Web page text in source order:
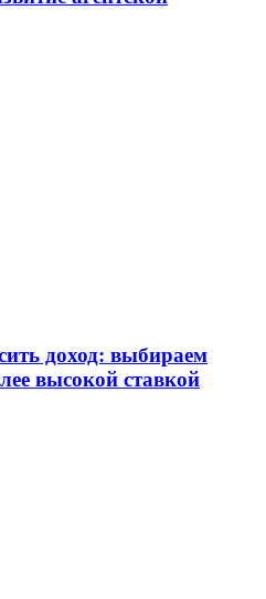
доход: выбираем
высокой ставкой